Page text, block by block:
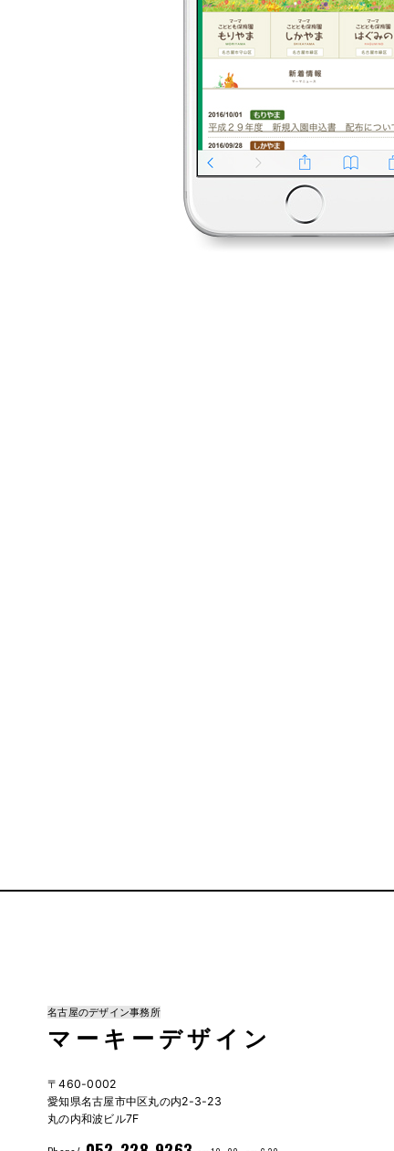
名古屋のデザイン事務所
マーキーデザイン
〒460-0002
愛知県名古屋市中区丸の内2-3-23
丸の内和波ビル7F